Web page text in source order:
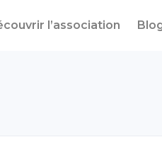
l’association